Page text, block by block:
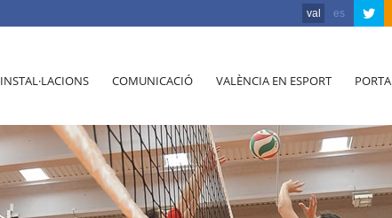
val es
INSTAL·LACIONS COMUNICACIÓ VALÈNCIA EN ESPORT